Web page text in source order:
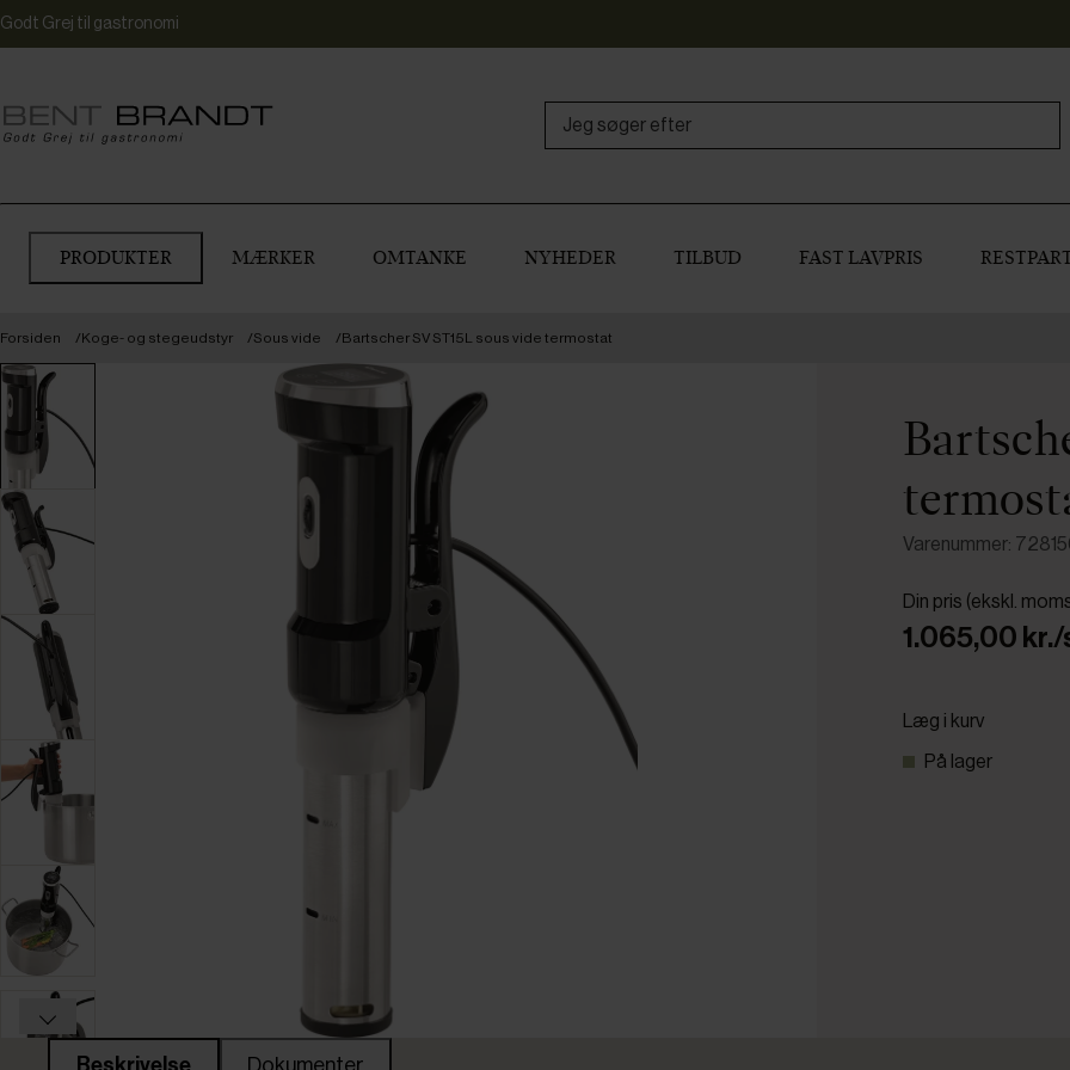
Godt Grej til gastronomi
PRODUKTER MÆRKER OMTANKE NYHEDER TILBUD FAST LAVPRIS
Forsiden Koge- og stegeudstyr Sous vide Bartscher SV ST15L sous vide termostat
Varenummer:
Din pris (ekskl.
1.065,00 kr./
Læg i kurv
På lager
Beskrivelse Dokumenter